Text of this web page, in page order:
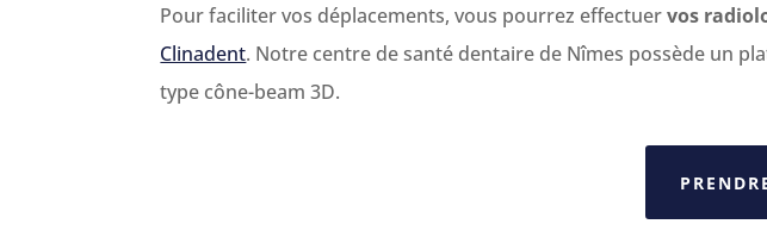
Pour faciliter vos déplacements, vous pourrez effectuervos
Clinadent. Notre centre de santé dentaire de Nîmes possède un
type cône-beam 3D.